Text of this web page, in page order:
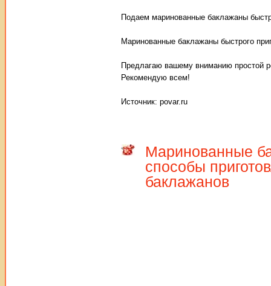
Подаем маринованные баклажаны
Маринованные баклажаны быстрого
Предлагаю вашему вниманию простой
Рекомендую всем!
Источник: povar.ru
Маринованные
способы
баклажанов